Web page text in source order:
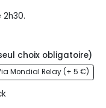
choix obligatoire)
Mondial Relay (+ 5 €)